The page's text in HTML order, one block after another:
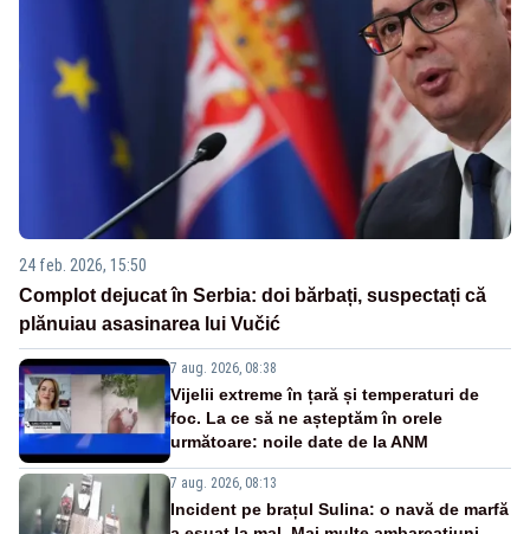
24 feb. 2026, 15:50
Complot dejucat în Serbia: doi bărbați, suspectați că
plănuiau asasinarea lui Vučić
7 aug. 2026, 08:38
Vijelii extreme în țară și temperaturi de
foc. La ce să ne așteptăm în orele
următoare: noile date de la ANM
7 aug. 2026, 08:13
Incident pe brațul Sulina: o navă de marfă